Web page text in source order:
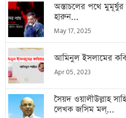
অস্তাচলের পথে
হারুন...
May 17, 2025
আমিনুল ইসলামের
Apr 05, 2023
সৈয়দ ওয়ালীউল্লাহ
লেখক জসিম মল্...